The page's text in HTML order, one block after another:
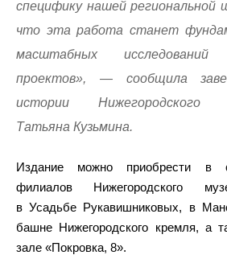
специфику нашей региональной
что эта работа станет
масштабных
проектов», — сообщила
истории Нижегородского
Татьяна Кузьмина.
Издание можно приобрести в
филиалов Нижегородского
в Усадьбе Рукавишниковых, в
башне Нижегородского кремля, а
зале «Покровка, 8».